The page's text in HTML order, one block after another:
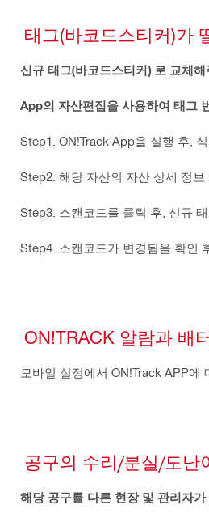
태그(바코드스티커)가
신규 태그(바코드스티커) 로 교체
App의 자산편집을 사용하여 태그
Step1. ON!Track App을 실행 후,
Step2. 해당 자산의 자산 상세 정
Step3. 스캔코드를 클릭 후, 신규
Step4. 스캔코드가 변경됨을 확인
ON!TRACK 알람과 배
모바일 설정에서 ON!Track APP에
공구의 수리/분실/도난
해당 공구를 다른 현장 및 관리자